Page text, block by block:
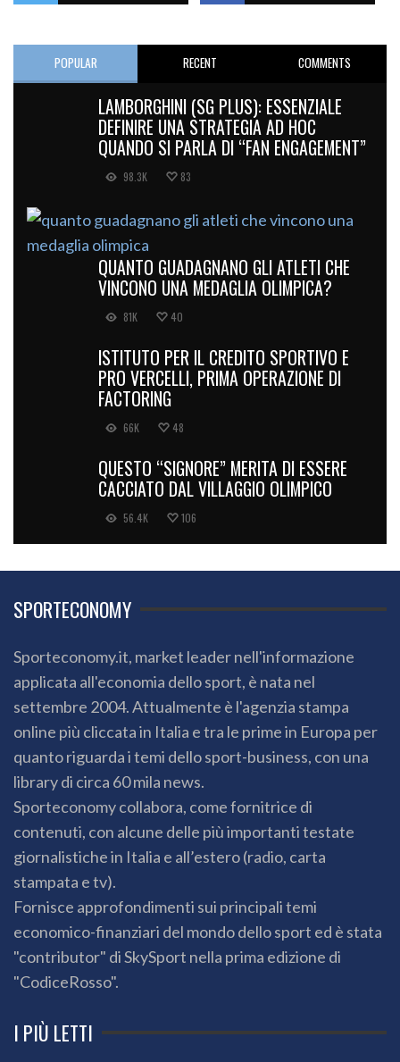
POPULAR RECENT COMMENTS
LAMBORGHINI (SG PLUS): ESSENZIALE
DEFINIRE UNA STRATEGIA AD HOC
QUANDO SI PARLA DI “FAN ENGAGEMENT”
98.3K 83
QUANTO GUADAGNANO GLI ATLETI CHE
VINCONO UNA MEDAGLIA OLIMPICA?
81K 40
ISTITUTO PER IL CREDITO SPORTIVO E
PRO VERCELLI, PRIMA OPERAZIONE DI
FACTORING
66K 48
QUESTO “SIGNORE” MERITA DI ESSERE
CACCIATO DAL VILLAGGIO OLIMPICO
56.4K 106
SPORTECONOMY
Sporteconomy.it, market leader nell'informazione
applicata all'economia dello sport, è nata nel
settembre 2004. Attualmente è l'agenzia stampa
online più cliccata in Italia e tra le prime in Europa per
quanto riguarda i temi dello sport-business, con una
library di circa 60 mila news.
Sporteconomy collabora, come fornitrice di
contenuti, con alcune delle più importanti testate
giornalistiche in Italia e all’estero (radio, carta
stampata e tv).
Fornisce approfondimenti sui principali temi
economico-finanziari del mondo dello sport ed è stata
"contributor" di SkySport nella prima edizione di
"CodiceRosso".
I PIÙ LETTI